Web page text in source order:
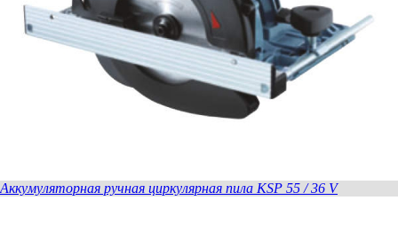
Аккумуляторная ручная циркулярная пила KSP 55 / 36 V